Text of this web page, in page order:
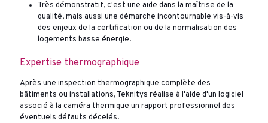
Très démonstratif, c'est une aide dans la maîtrise de la
qualité, mais aussi une démarche incontournable vis-à-vis
des enjeux de la certification ou de la normalisation des
logements basse énergie.
Expertise thermographique
Après une inspection thermographique complète des
bâtiments ou installations, Teknitys réalise à l'aide d'un logiciel
associé à la caméra thermique un rapport professionnel des
éventuels défauts décelés.